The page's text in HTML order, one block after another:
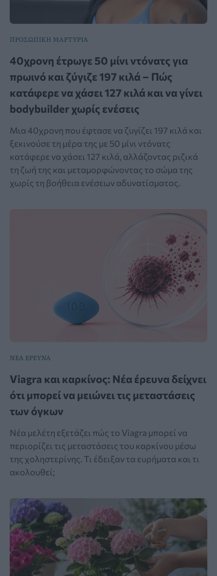
ΠΡΟΣΩΠΙΚΗ ΜΑΡΤΥΡΙΑ
40χρονη έτρωγε 50 μίνι ντόνατς για
πρωινό και ζύγιζε 197 κιλά – Πώς
κατάφερε να χάσει 127 κιλά και να γίνει
bodybuilder χωρίς ενέσεις
Μια 40χρονη που έφτασε να ζυγίζει 197 κιλά και
ξεκινούσε τη μέρα της με 50 μίνι ντόνατς
κατάφερε να χάσει 127 κιλά, αλλάζοντας ριζικά
τη ζωή της και μεταμορφώνοντας το σώμα της
χωρίς τη βοήθεια ενέσεων αδυνατίσματος.
ΝΕΑ ΕΡΕΥΝΑ
Viagra και καρκίνος: Νέα έρευνα δείχνει
ότι μπορεί να μειώνει τις μεταστάσεις
των όγκων
Νέα μελέτη εξετάζει πώς το Viagra μπορεί να
περιορίζει τις μεταστάσεις του καρκίνου μέσω
της χοληστερίνης. Τι έδειξαν τα ευρήματα και τι
ακολουθεί;